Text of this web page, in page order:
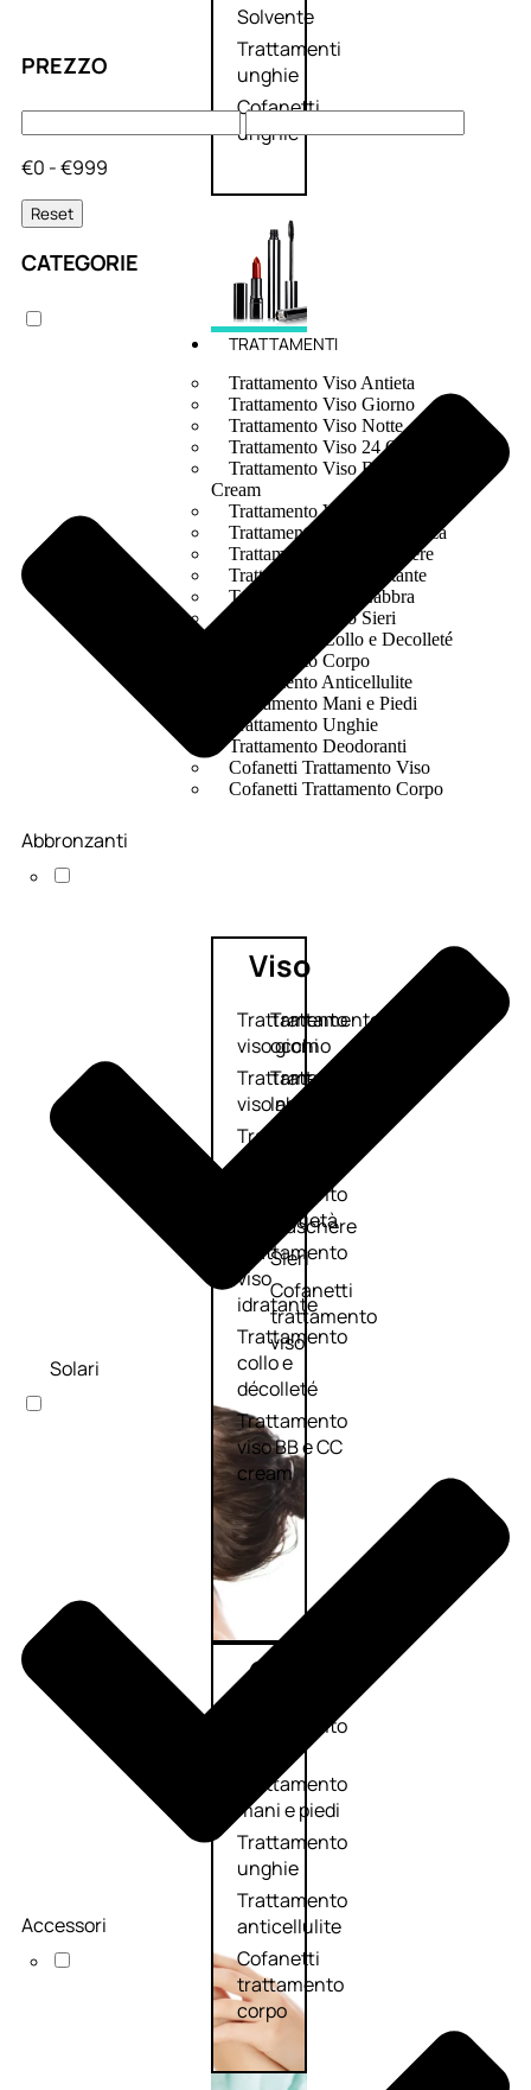
Solvente
Trattamenti
unghie
Cofanetti
unghie
TRATTAMENTI
Trattamento Viso Antieta
Trattamento Viso Giorno
Trattamento Viso Notte
Trattamento Viso 24 Ore
Trattamento Viso Bb E Cc
Cream
Trattamento Viso Occhi
Trattamento Viso Detergenza
Trattamento Viso Maschere
Trattamento Viso Idratante
Trattamento Viso Labbra
Trattamento Viso Sieri
Trattamento Collo e Decolleté
Trattamento Corpo
Trattamento Anticellulite
Trattamento Mani e Piedi
Trattamento Unghie
Trattamento Deodoranti
Cofanetti Trattamento Viso
Cofanetti Trattamento Corpo
Viso
Trattamento
viso giorno
Trattamento
viso notte
Trattamento
viso 24 ore
Trattamento
viso antietà
Trattamento
viso
idratante
Trattamento
collo e
décolleté
Trattamento
viso BB e CC
cream
Trattamento
occhi
Trattamento
labbra
Scrub
Maschere
Sieri
Cofanetti
trattamento
viso
Corpo
Trattamento
Trattamento
mani e piedi
Trattamento
unghie
Trattamento
anticellulite
Cofanetti
trattamento
corpo
PREZZO
€0 - €999
Reset
CATEGORIE
Abbronzanti
Solari
Accessori